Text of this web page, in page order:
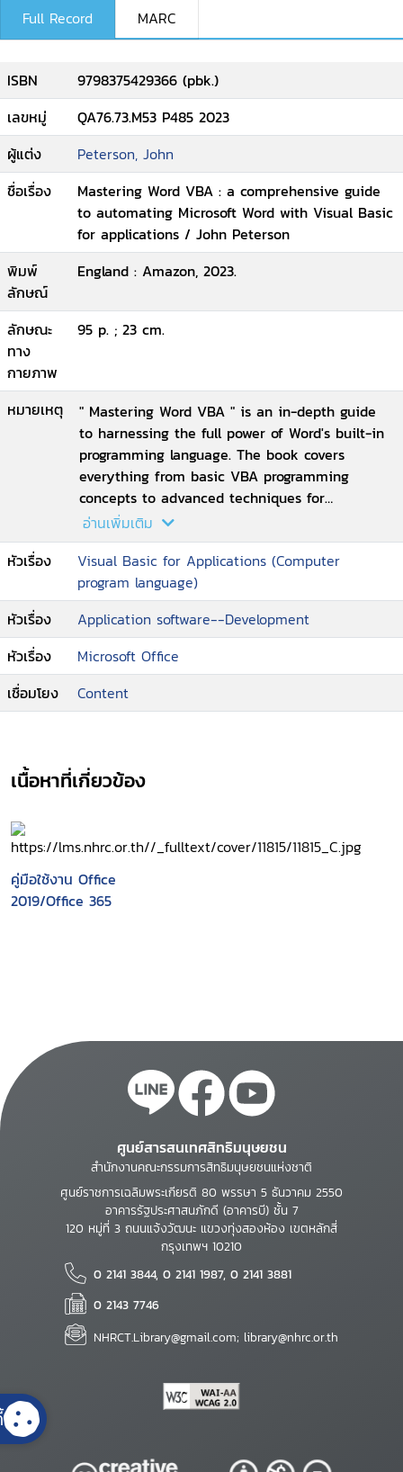
Full Record MARC
ISBN
9798375429366 (pbk.)
เลขหมู่
QA76.73.M53 P485 2023
ผู้แต่ง
Peterson, John
ชื่อเรื่อง
Mastering Word VBA : a comprehensive guide
to automating Microsoft Word with Visual Basic
for applications / John Peterson
พิมพ์
ลักษณ์
England : Amazon, 2023.
ลักษณะ
ทาง
กายภาพ
95 p. ; 23 cm.
หมายเหตุ
" Mastering Word VBA " is an in-depth guide
to harnessing the full power of Word's built-in
programming language. The book covers
everything from basic VBA programming
concepts to advanced techniques for
automating Word and creating custom Word
templates. With step-by-step instructions and
real-world examples, this book is the perfect
resource for anyone looking to streamline
their Word workflow and take their skills to the
next level. Whether you're a beginner or an
advanced user, "Mastering Word VBA" will help
you master the art of Word programming.
อ่านเพิ่มเติม
หัวเรื่อง
Visual Basic for Applications (Computer
program language)
หัวเรื่อง
Application software--Development
หัวเรื่อง
Microsoft Office
เชื่อมโยง
Content
เนื้อหาที่เกี่ยวข้อง
คู่มือใช้งาน Office
2019/Office 365
ศูนย์สารสนเทศสิทธิมนุษยชน
สำนักงานคณะกรรมการสิทธิมนุษยชนแห่งชาติ
ศูนย์ราชการเฉลิมพระเกียรติ 80 พรรษา 5 ธันวาคม 2550
อาคารรัฐประศาสนภักดี (อาคารบี) ชั้น 7
120 หมู่ที่ 3 ถนนแจ้งวัฒนะ แขวงทุ่งสองห้อง เขตหลักสี่
กรุงเทพฯ 10210
0 2141 3844, 0 2141 1987, 0 2141 3881
0 2143 7746
NHRCT.Library@gmail.com; library@nhrc.or.th